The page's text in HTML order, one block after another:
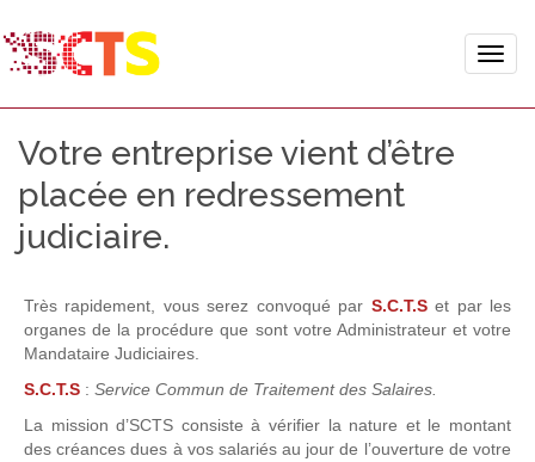
Toggle
Votre entreprise vient d’être
placée en redressement
judiciaire.
Très rapidement, vous serez convoqué par S.C.T.S et par les
organes de la procédure que sont votre Administrateur et votre
Mandataire Judiciaires.
S.C.T.S : Service Commun de Traitement des Salaires.
La mission d’SCTS consiste à vérifier la nature et le montant
des créances dues à vos salariés au jour de l’ouverture de votre